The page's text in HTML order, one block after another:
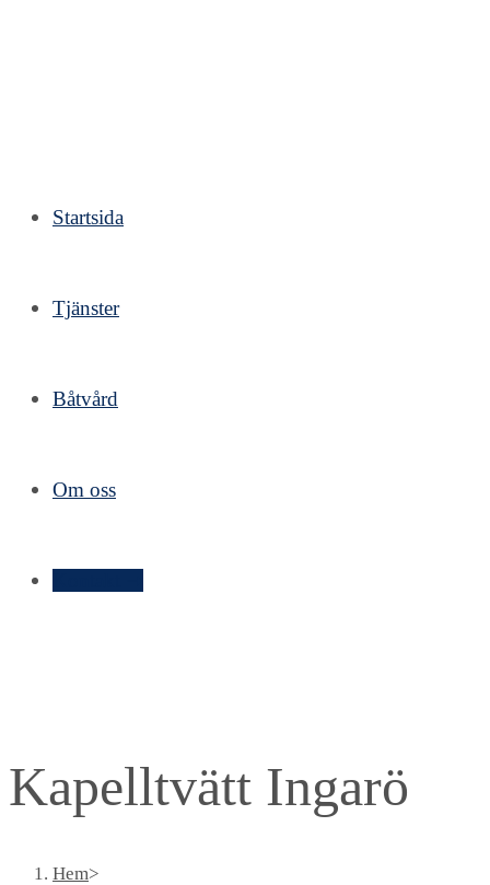
Startsida
Tjänster
Båtvård
Om oss
Kapelltvätt Ingarö
Hem>